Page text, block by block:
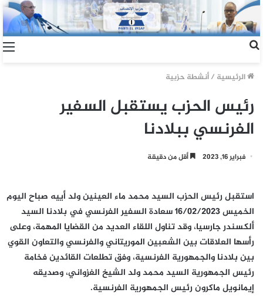
الرئيسية /أنشطة حزبية
رئيس الحزب يستقبل السفير
الفرنسي ببلادنا
فبراير 16, 2023 أقل من دقيقة
استقبل رئيس الحزب السيد محمد ماء العينين ولد أييه صباح اليوم
الخميس 16/02/2023 سعادة السفير الفرنسي في بلادنا السيد
ألكسندر جارسيا، وقد تناول اللقاء العديد من القضايا المهمة، وعلى
رأسها العلاقات بين الشعبين الموريتاني والفرنسي والتعاون القوي
بين بلادنا والجمهورية الفرنسية، وفق تطلعات القائدين فخامة
رئيس الجمهورية السيد محمد ولد الشيخ الغزواني، وصديقه
إيمانويل ماكرون رئيس الجمهورية الفرنسية.